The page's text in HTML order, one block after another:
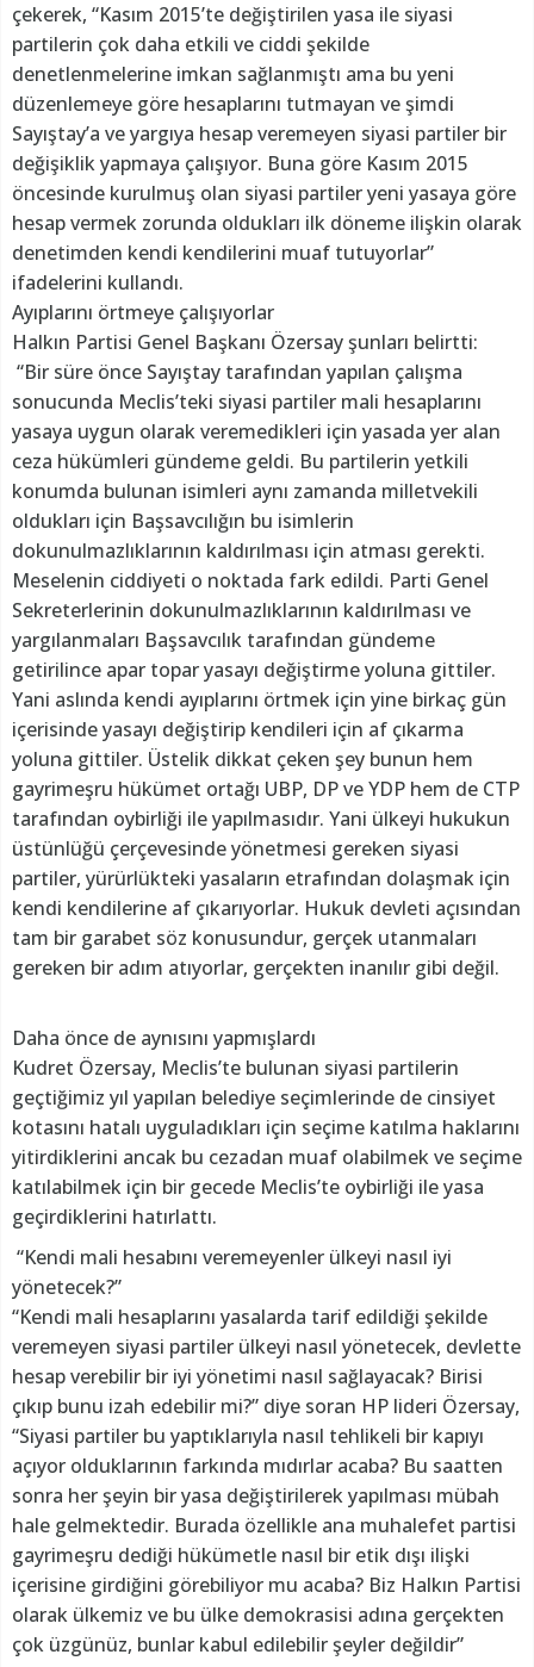
çekerek, “Kasım 2015’te değiştirilen yasa ile siyasi
partilerin çok daha etkili ve ciddi şekilde
denetlenmelerine imkan sağlanmıştı ama bu yeni
düzenlemeye göre hesaplarını tutmayan ve şimdi
Sayıştay’a ve yargıya hesap veremeyen siyasi partiler bir
değişiklik yapmaya çalışıyor. Buna göre Kasım 2015
öncesinde kurulmuş olan siyasi partiler yeni yasaya göre
hesap vermek zorunda oldukları ilk döneme ilişkin olarak
denetimden kendi kendilerini muaf tutuyorlar”
ifadelerini kullandı.
Ayıplarını örtmeye çalışıyorlar
Halkın Partisi Genel Başkanı Özersay şunları belirtti:
“Bir süre önce Sayıştay tarafından yapılan çalışma
sonucunda Meclis’teki siyasi partiler mali hesaplarını
yasaya uygun olarak veremedikleri için yasada yer alan
ceza hükümleri gündeme geldi. Bu partilerin yetkili
konumda bulunan isimleri aynı zamanda milletvekili
oldukları için Başsavcılığın bu isimlerin
dokunulmazlıklarının kaldırılması için atması gerekti.
Meselenin ciddiyeti o noktada fark edildi. Parti Genel
Sekreterlerinin dokunulmazlıklarının kaldırılması ve
yargılanmaları Başsavcılık tarafından gündeme
getirilince apar topar yasayı değiştirme yoluna gittiler.
Yani aslında kendi ayıplarını örtmek için yine birkaç gün
içerisinde yasayı değiştirip kendileri için af çıkarma
yoluna gittiler. Üstelik dikkat çeken şey bunun hem
gayrimeşru hükümet ortağı UBP, DP ve YDP hem de CTP
tarafından oybirliği ile yapılmasıdır. Yani ülkeyi hukukun
üstünlüğü çerçevesinde yönetmesi gereken siyasi
partiler, yürürlükteki yasaların etrafından dolaşmak için
kendi kendilerine af çıkarıyorlar. Hukuk devleti açısından
tam bir garabet söz konusundur, gerçek utanmaları
gereken bir adım atıyorlar, gerçekten inanılır gibi değil.
Daha önce de aynısını yapmışlardı
Kudret Özersay, Meclis’te bulunan siyasi partilerin
geçtiğimiz yıl yapılan belediye seçimlerinde de cinsiyet
kotasını hatalı uyguladıkları için seçime katılma haklarını
yitirdiklerini ancak bu cezadan muaf olabilmek ve seçime
katılabilmek için bir gecede Meclis’te oybirliği ile yasa
geçirdiklerini hatırlattı.
“Kendi mali hesabını veremeyenler ülkeyi nasıl iyi
yönetecek?”
“Kendi mali hesaplarını yasalarda tarif edildiği şekilde
veremeyen siyasi partiler ülkeyi nasıl yönetecek, devlette
hesap verebilir bir iyi yönetimi nasıl sağlayacak? Birisi
çıkıp bunu izah edebilir mi?” diye soran HP lideri Özersay,
“Siyasi partiler bu yaptıklarıyla nasıl tehlikeli bir kapıyı
açıyor olduklarının farkında mıdırlar acaba? Bu saatten
sonra her şeyin bir yasa değiştirilerek yapılması mübah
hale gelmektedir. Burada özellikle ana muhalefet partisi
gayrimeşru dediği hükümetle nasıl bir etik dışı ilişki
içerisine girdiğini görebiliyor mu acaba? Biz Halkın Partisi
olarak ülkemiz ve bu ülke demokrasisi adına gerçekten
çok üzgünüz, bunlar kabul edilebilir şeyler değildir”